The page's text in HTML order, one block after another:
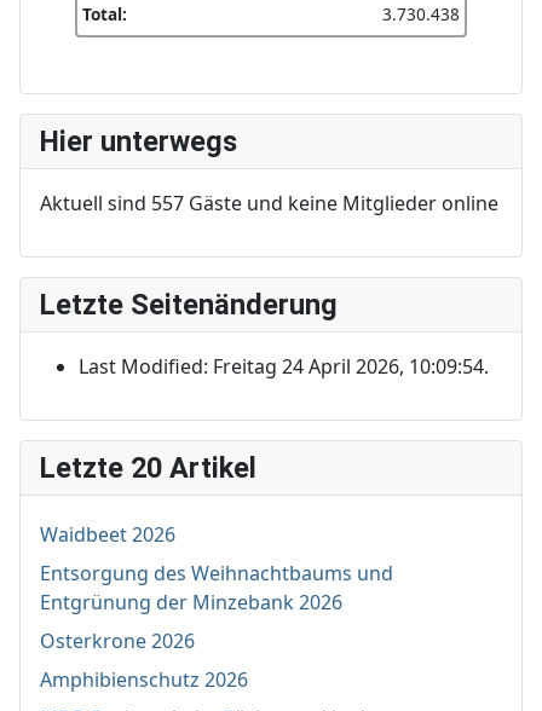
Total:
3.730.438
Hier unterwegs
Aktuell sind 557 Gäste und keine Mitglieder online
Letzte Seitenänderung
Last Modified: Freitag 24 April 2026, 10:09:54.
Letzte 20 Artikel
Waidbeet 2026
Entsorgung des Weihnachtbaums und
Entgrünung der Minzebank 2026
Osterkrone 2026
Amphibienschutz 2026